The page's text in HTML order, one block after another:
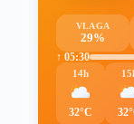
VLAGA
29%
↑ 05:30
14h
32°C